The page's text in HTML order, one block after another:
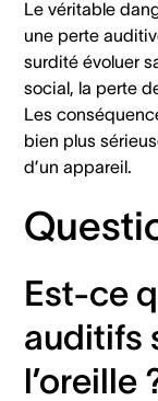
Le véritable
une perte
surdité évoluer
social, la perte
Les
bien plus
d’un appareil.
Est-ce
auditifs
l’oreille